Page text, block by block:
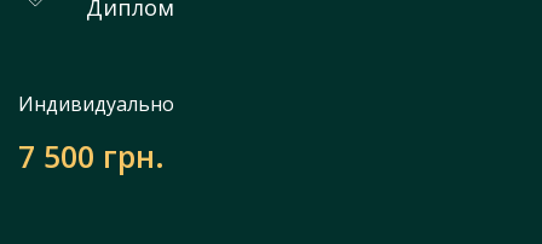
Диплом
Индивидуально
7 500 грн.